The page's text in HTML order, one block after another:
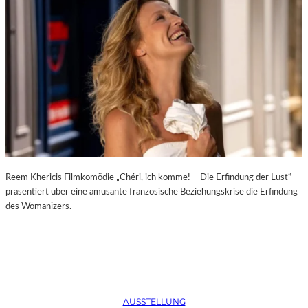
K
Ü
N
S
L
E
R
T
E
R
Reem Khericis Filmkomödie „Chéri, ich komme! – Die Erfindung der Lust“
präsentiert über eine amüsante französische Beziehungskrise die Erfindung
des Womanizers.
AUSSTELLUNG